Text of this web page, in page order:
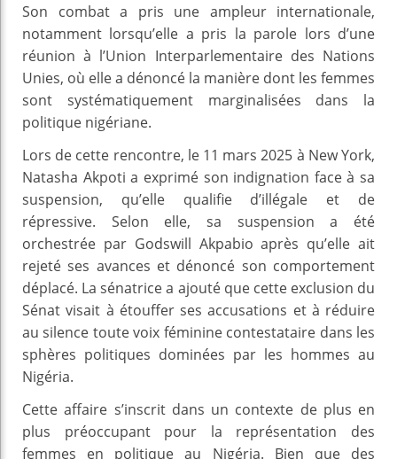
Son combat a pris une ampleur internationale,
notamment lorsqu’elle a pris la parole lors d’une
réunion à l’Union Interparlementaire des Nations
Unies, où elle a dénoncé la manière dont les femmes
sont systématiquement marginalisées dans la
politique nigériane.
Lors de cette rencontre, le 11 mars 2025 à New York,
Natasha Akpoti a exprimé son indignation face à sa
suspension, qu’elle qualifie d’illégale et de
répressive. Selon elle, sa suspension a été
orchestrée par Godswill Akpabio après qu’elle ait
rejeté ses avances et dénoncé son comportement
déplacé. La sénatrice a ajouté que cette exclusion du
Sénat visait à étouffer ses accusations et à réduire
au silence toute voix féminine contestataire dans les
sphères politiques dominées par les hommes au
Nigéria.
Cette affaire s’inscrit dans un contexte de plus en
plus préoccupant pour la représentation des
femmes en politique au Nigéria. Bien que des